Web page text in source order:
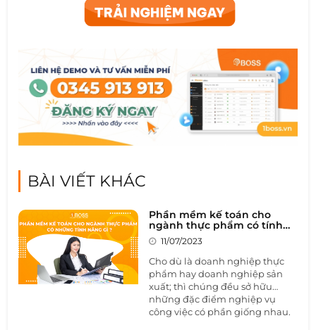
BÀI VIẾT KHÁC
Phần mềm kế toán cho
ngành thực phẩm có tính
năng gì ?
11/07/2023
Cho dù là doanh nghiệp thực
phẩm hay doanh nghiệp sản
xuất; thì chúng đều sở hữu
những đặc điểm nghiệp vụ
công việc có phần giống nhau.